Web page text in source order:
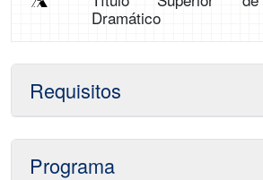
Dramático
Requisitos
Programa